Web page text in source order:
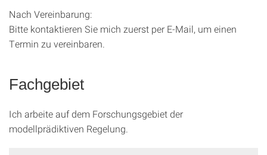
Nach Vereinbarung:
Bitte kontaktieren Sie mich zuerst per E-Mail, um einen
Termin zu vereinbaren.
Fachgebiet
Ich arbeite auf dem Forschungsgebiet der
modellprädiktiven Regelung.